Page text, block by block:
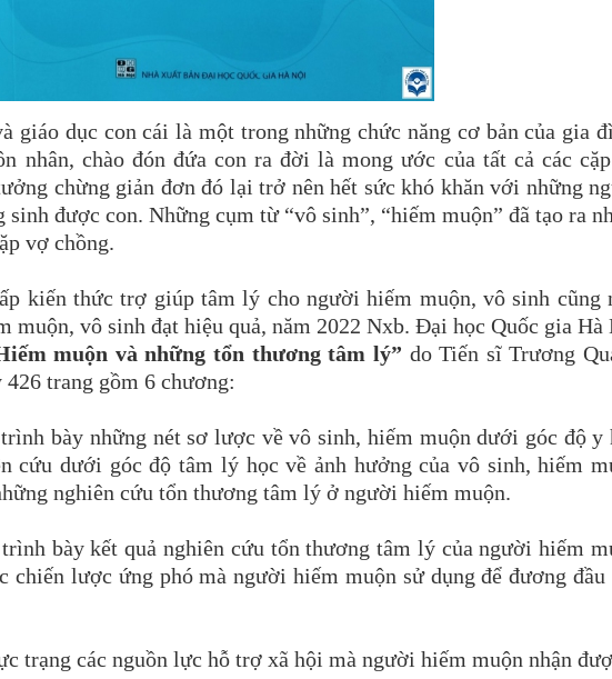
giáo dục con cái là một trong những chức năng cơ bản của gia
nhân, chào đón đứa con ra đời là mong ước của tất cả các
chừng giản đơn đó lại trở nên hết sức khó khăn với những
được con. Những cụm từ “vô sinh”, “hiếm muộn” đã tạo ra
vợ chồng.
kiến thức trợ giúp tâm lý cho người hiếm muộn, vô sinh cũng
muộn, vô sinh đạt hiệu quả, năm 2022 Nxb. Đại học Quốc gia Hà
muộn và những tổn thương tâm lý” do Tiến sĩ Trương
trang gồm 6 chương:
bày những nét sơ lược về vô sinh, hiếm muộn dưới góc độ y
cứu dưới góc độ tâm lý học về ảnh hưởng của vô sinh, hiếm
nghiên cứu tổn thương tâm lý ở người hiếm muộn.
bày kết quả nghiên cứu tổn thương tâm lý của người hiếm
chiến lược ứng phó mà người hiếm muộn sử dụng để đương
trạng các nguồn lực hỗ trợ xã hội mà người hiếm muộn nhận